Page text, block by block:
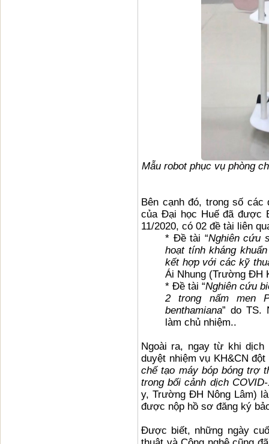
Mẫu robot phục vụ phòng
Bên cạnh đó, trong số
của Đại học Huế đã được
11/2020, có 02 đề tài liên
* Đề tài “Nghiên cứu
hoạt tính kháng
kết hợp với các kỹ
Ái Nhung (Trường ĐH
* Đề tài “Nghiên cứu
2 trong nấm men
benthamiana” do TS.
làm chủ nhiệm..
Ngoài ra, ngay từ khi
duyệt nhiệm vụ KH&CN
chế tạo máy bóp bóng trợ
trong bối cảnh dịch
y, Trường ĐH Nông Lâm)
được nộp hồ sơ đăng ký
Được biết, những ngày